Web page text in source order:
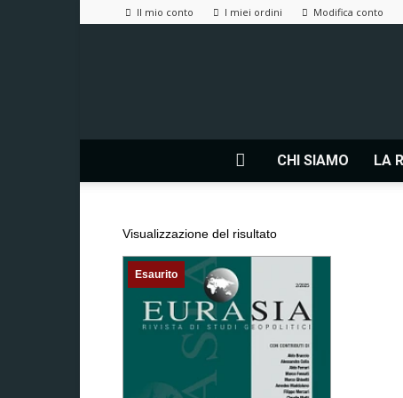
Il mio conto I miei ordini Modifica conto
CHI SIAMO LA
Visualizzazione del risultato
Esaurito